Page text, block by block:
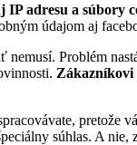
IP adresu a súbory
údajom aj
nemusí. Problém
Zákazníkovi
súhlas. A nie,